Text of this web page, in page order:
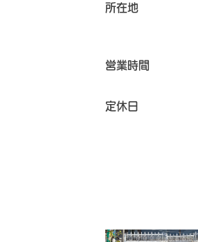
所在地
営業時間
定休日